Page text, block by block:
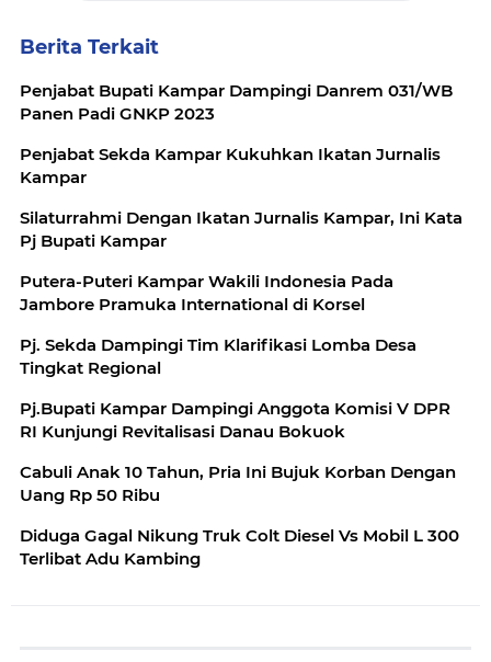
Berita Terkait
Penjabat Bupati Kampar Dampingi Danrem 031/WB
Panen Padi GNKP 2023
Penjabat Sekda Kampar Kukuhkan Ikatan Jurnalis
Kampar
Silaturrahmi Dengan Ikatan Jurnalis Kampar, Ini Kata
Pj Bupati Kampar
Putera-Puteri Kampar Wakili Indonesia Pada
Jambore Pramuka International di Korsel
Pj. Sekda Dampingi Tim Klarifikasi Lomba Desa
Tingkat Regional
Pj.Bupati Kampar Dampingi Anggota Komisi V DPR
RI Kunjungi Revitalisasi Danau Bokuok
Cabuli Anak 10 Tahun, Pria Ini Bujuk Korban Dengan
Uang Rp 50 Ribu
Diduga Gagal Nikung Truk Colt Diesel Vs Mobil L 300
Terlibat Adu Kambing